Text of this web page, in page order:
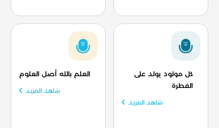
كل مولود يولد على
الفطرة
شاهد المزيد
العلم بالله أصل العلوم
شاهد المزيد